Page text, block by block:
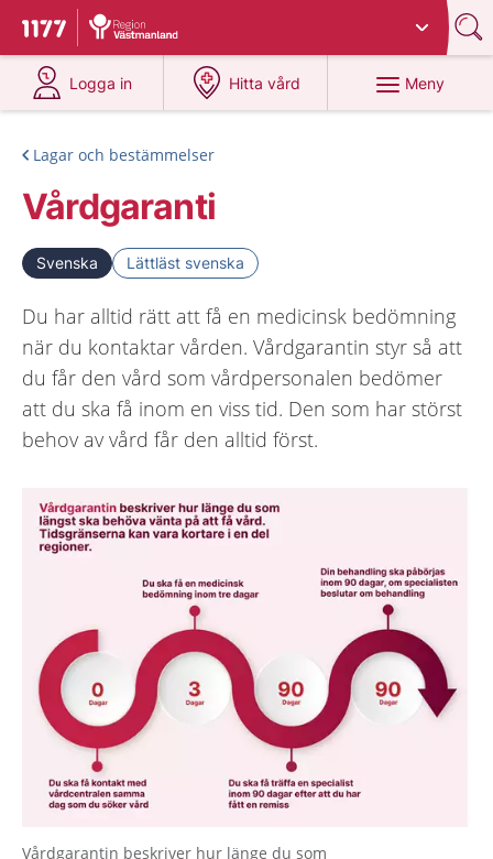
Till startsidan för 1177
Du har valt region
Logga in
på 1177.se
Hitta vård
på 1177.se
Meny
Lagar och bestämmelser
Vårdgaranti
Svenska Lättläst svenska
Du har alltid rätt att få en medicinsk bedömning
när du kontaktar vården. Vårdgarantin styr så att
du får den vård som vårdpersonalen bedömer
att du ska få inom en viss tid. Den som har störst
behov av vård får den alltid först.
Vårdgarantin beskriver hur länge du som